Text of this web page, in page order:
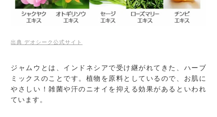
出典 デオシーク公式サイト
ジャムウとは、インドネシアで受け継がれてきた、ハーブ
ミックスのことです。植物を原料としているので、お肌に
やさしい！雑菌や汗のニオイを抑える効果があるといわれ
ています。